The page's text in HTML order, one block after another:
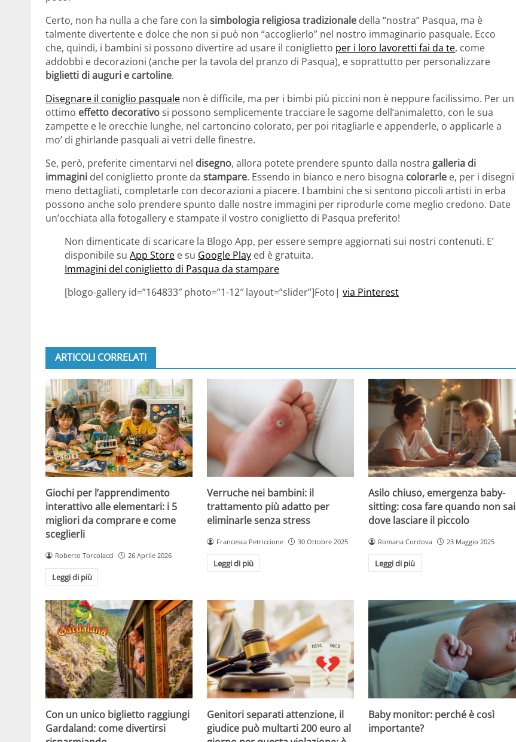
Certo, non ha nulla a che fare con la simbologia religiosa tradizionale della “nostra” Pasqua, ma è
talmente divertente e dolce che non si può non “accoglierlo” nel nostro immaginario pasquale. Ecco
che, quindi, i bambini si possono divertire ad usare il coniglietto per i loro lavoretti fai da te, come
addobbi e decorazioni (anche per la tavola del pranzo di Pasqua), e soprattutto per personalizzare
biglietti di auguri e cartoline.
Disegnare il coniglio pasquale non è difficile, ma per i bimbi più piccini non è neppure facilissimo. Per un
ottimo effetto decorativosi possono semplicemente tracciare le sagome dell’animaletto, con le sua
zampette e le orecchie lunghe, nel cartoncino colorato, per poi ritagliarle e appenderle, o applicarle a
mo’ di ghirlande pasquali ai vetri delle finestre.
Se, però, preferite cimentarvi nel disegno, allora potete prendere spunto dalla nostra galleria di
immagini del coniglietto pronte da stampare. Essendo in bianco e nero bisogna colorarle e, per i disegni
meno dettagliati, completarle con decorazioni a piacere. I bambini che si sentono piccoli artisti in erba
possono anche solo prendere spunto dalle nostre immagini per riprodurle come meglio credono. Date
un’occhiata alla fotogallery e stampate il vostro coniglietto di Pasqua preferito!
Non dimenticate di scaricare la Blogo App, per essere sempre aggiornati sui nostri contenuti. E’
disponibile su App Store e su Google Play ed è gratuita.
Immagini del coniglietto di Pasqua da stampare
[blogo-gallery id=”164833″ photo=”1-12″ layout=”slider”]Foto| via Pinterest
ARTICOLI CORRELATI
Giochi per l’apprendimento
interattivo alle elementari: i 5
migliori da comprare e come
sceglierli
Roberto Torcolacci 26 Aprile 2026
Leggi di più
Verruche nei bambini: il
trattamento più adatto per
eliminarle senza stress
Francesca Petriccione 30 Ottobre 2025
Leggi di più
Asilo chiuso, emergenza baby-
sitting: cosa fare quando non sai
dove lasciare il piccolo
Romana Cordova 23 Maggio 2025
Leggi di più
Con un unico biglietto raggiungi
Gardaland: come divertirsi
Genitori separati attenzione, il
giudice può multarti 200 euro al
Baby monitor: perché è così
importante?